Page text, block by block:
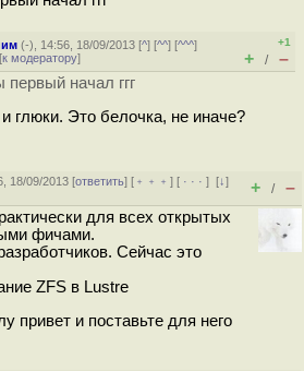
(-), 14:56, 18/09/2013 [^] [^^] [^^^]
к модератору]
+1
+ / –
первый начал ггг
глюки. Это белочка, не иначе?
18/09/2013 [ответить] [ ﹢﹢﹢] [ · · ·][↓]
+ / –
для всех открытых
фичами.
Сейчас это
ZFS в Lustre
привет и поставьте для него